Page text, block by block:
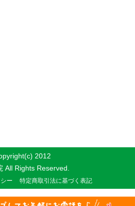
2012
All Rights Reserved.
ー 特定商取引法に基づく表記